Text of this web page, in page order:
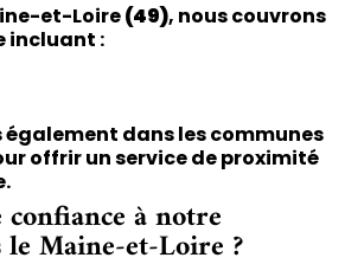
et-Loire(49), nous couvrons
incluant :
également dans les communes
offrir un service de proximité
à notre
Maine-et-Loire ?